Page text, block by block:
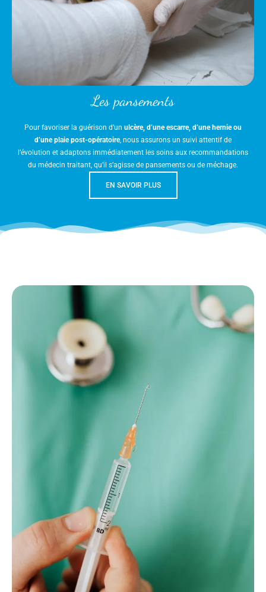
Les pansements
Pour favoriser la guérison d’un ulcère, d’une escarre, d’une hernie ou
d’une plaie post-opératoire, nous assurons un suivi attentif de
l’évolution et adaptons immédiatement les soins aux recommandations
du médecin traitant, qu’il s’agisse de pansements ou de méchage.
EN SAVOIR PLUS